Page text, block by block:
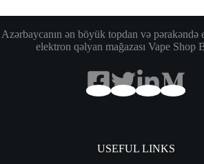
Azərbaycanın ən böyük topdan və pərakəndə
elektron qəlyan mağazası Vape Shop
USEFUL LINKS